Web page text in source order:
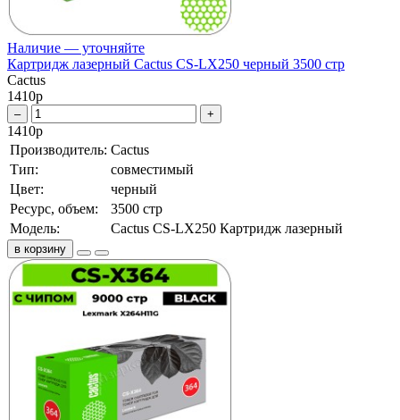
Наличие — уточняйте
Картридж лазерный Cactus CS-LX250 черный 3500 стр
Cactus
1410р
– +
1410р
Производитель: Cactus
Тип:
совместимый
Цвет:
черный
Ресурс, объем:
3500 стр
Модель:
Cactus CS-LX250 Картридж лазерный
в корзину